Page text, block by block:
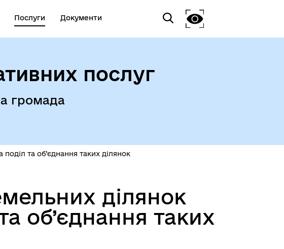
Послуги Документи
послуг
громада
та об’єднання таких ділянок
ділянок
об’єднання таких